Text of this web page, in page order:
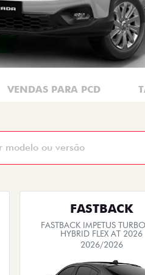
VENDAS PARA PCD
FASTBACK
FASTBACK IMPETUS
HYBRID FLEX AT 2026
2026/2026